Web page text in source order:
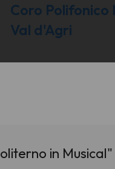
Coro Polifonico
Val d'Agri
in